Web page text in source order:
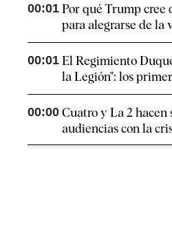
00:01 Por qué Trump cree
para alegrarse de la
00:01 El Regimiento
la Legión": los
00:00 Cuatro y La 2 hacen
audiencias con la